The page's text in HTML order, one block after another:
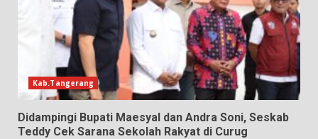
Kab.Tangerang
Didampingi Bupati Maesyal dan Andra Soni, Seskab
Teddy Cek Sarana Sekolah Rakyat di Curug